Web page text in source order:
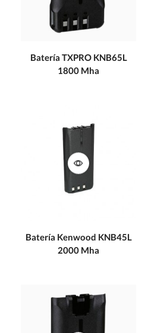
Batería TXPRO KNB65L
1800 Mha
Batería Kenwood KNB45L
2000 Mha